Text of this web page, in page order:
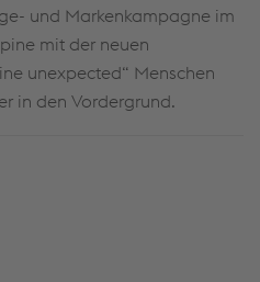
und Markenkampagne im
mit der neuen
unexpected“ Menschen
in den Vordergrund.